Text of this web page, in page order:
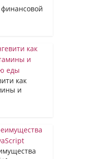
как
и